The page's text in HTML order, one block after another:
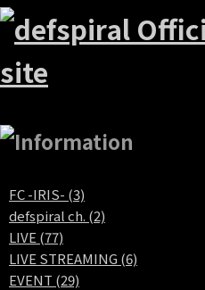
FC -IRIS- (3)
defspiral ch. (2)
LIVE (77)
LIVE STREAMING (6)
EVENT (29)